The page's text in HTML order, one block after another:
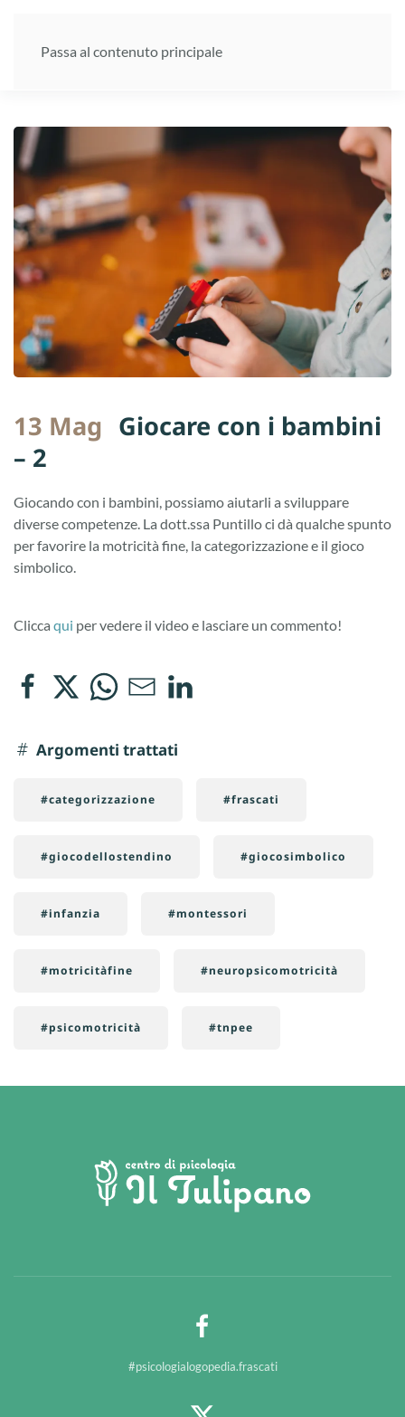
Passa al contenuto principale
13 Mag Giocare con i bambini
– 2
Giocando con i bambini, possiamo aiutarli a sviluppare
diverse competenze. La dott.ssa Puntillo ci dà qualche spunto
per favorire la motricità fine, la categorizzazione e il gioco
simbolico.
Clicca qui per vedere il video e lasciare un commento!
Argomenti trattati
#categorizzazione #frascati
#giocodellostendino #giocosimbolico
#infanzia #montessori
#motricitàfine #neuropsicomotricità
#psicomotricità #tnpee
#psicologialogopedia.frascati